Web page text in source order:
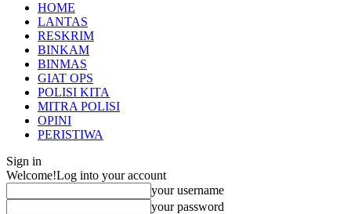
HOME
LANTAS
RESKRIM
BINKAM
BINMAS
GIAT OPS
POLISI KITA
MITRA POLISI
OPINI
PERISTIWA
Sign in
Welcome!Log into your account
your username
your password